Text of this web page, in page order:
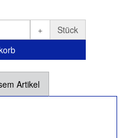
Stück
Artikel